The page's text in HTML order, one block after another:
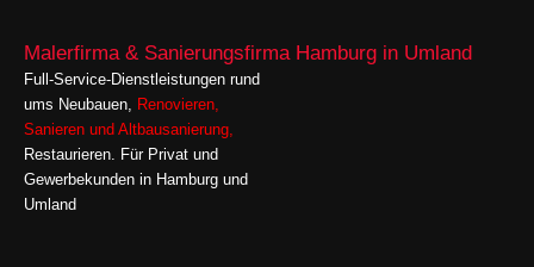
Malerfirma & Sanierungsfirma Hamburg in Umland
Full-Service-Dienstleistungen rund
ums Neubauen, Renovieren
Sanieren und Altbausanierung,
Restaurieren. Für Privat und
Gewerbekunden in Hamburg und
Umland